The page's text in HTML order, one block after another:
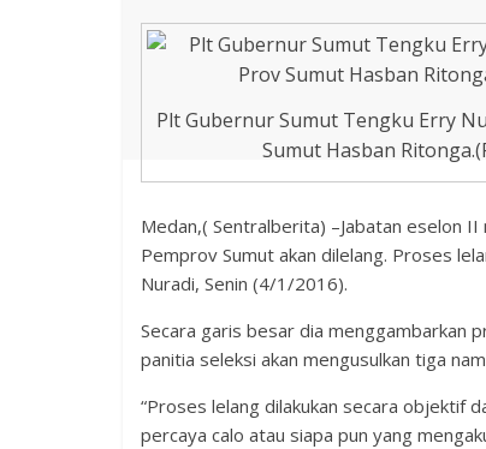
Plt Gubernur Sumut Tengku Erry
Sumut Hasban
Medan,( Sentralberita) –Jabatan eselon
Pemprov Sumut akan dilelang. Proses
Nuradi, Senin (4/1/2016).
Secara garis besar dia menggambarkan
panitia seleksi akan mengusulkan tiga
“Proses lelang dilakukan secara objektif
percaya calo atau siapa pun yang